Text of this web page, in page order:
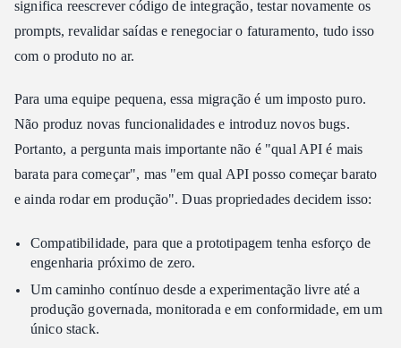
significa reescrever código de integração, testar novamente os
prompts, revalidar saídas e renegociar o faturamento, tudo isso
com o produto no ar.
Para uma equipe pequena, essa migração é um imposto puro.
Não produz novas funcionalidades e introduz novos bugs.
Portanto, a pergunta mais importante não é "qual API é mais
barata para começar", mas "em qual API posso começar barato
e ainda rodar em produção". Duas propriedades decidem isso:
Compatibilidade, para que a prototipagem tenha esforço de
engenharia próximo de zero.
Um caminho contínuo desde a experimentação livre até a
produção governada, monitorada e em conformidade, em um
único stack.